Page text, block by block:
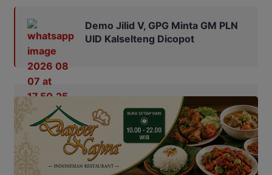
Demo Jilid V, GPG Minta GM PLN
UID Kalselteng Dicopot